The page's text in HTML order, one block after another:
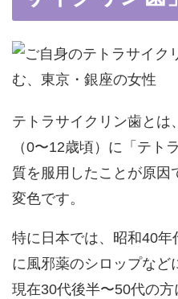
テトラサイクリン歯とは
（0〜12歳頃）に「テト
質を服用したことが原因
変色です。
特に日本では、昭和40年
に風邪薬のシロップなど
現在30代後半〜50代の方